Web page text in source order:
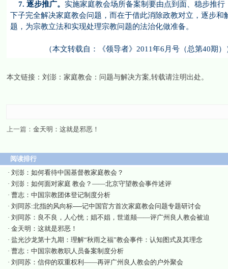
7. 逐步推广。 实施家庭教会场所备案制要由点到面、稳步推
下子完全解决家庭教会问题，而在于借此消除政教对立，逐步
题，为宗教立法和实现处理宗教问题的法治化做准备。
（本文转载自：《领导者》2011年6月号（总第40期）
本文链接： 刘澎：家庭教会：问题与解决方案,转载请注明出处。
上一篇： 金天明：这就是邪恶！
阅读排行
· 刘澎：如何看待中国基督教家庭教会？
· 刘澎：如何面对家庭 教会？——北京守望教会事件述评
· 曹志：中国宗教团体登记制度分析
· 刘同苏:北指的风向标──记中国官方首次家庭教会问题专题研讨会
· 刘同苏：良不良，人心恍；娼不娼，世道颠——评广州良人教会被迫
· 金天明：这就是邪恶！
· 盐光沙龙第十九期：理解“秋雨之福”教会事件：认知图式及其理念
· 曹志：中国宗教教职人员备案制度分析
· 刘同苏：信仰的双重权利——再评广州良人教会的户外聚会